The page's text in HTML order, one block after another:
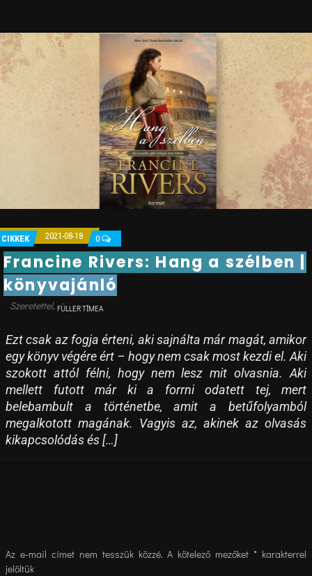
CIKKEK 2021-08-18 0
Francine Rivers: Hang a szélben |
könyvajánló
FÜLLER TÍMEA
Ezt csak az fogja érteni, aki sajnálta már magát, amikor
egy könyv végére ért – hogy nem csak most kezdi el. Aki
szokott attól félni, hogy nem lesz mit olvasnia. Aki
mellett futott már ki a forrni odatett tej, mert
belebambult a történetbe, amit a betűfolyamból
megalkotott magának. Vagyis az, akinek az olvasás
kikapcsolódás és […]
Az e-mail címet nem tesszük közzé. A kötelező mezőket* karakterrel
jelöltük